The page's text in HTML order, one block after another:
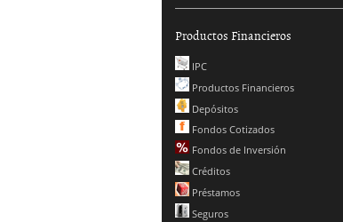
Productos Financieros
IPC
Productos Financieros
Depósitos
Fondos Cotizados
Fondos de Inversión
Créditos
Préstamos
Seguros